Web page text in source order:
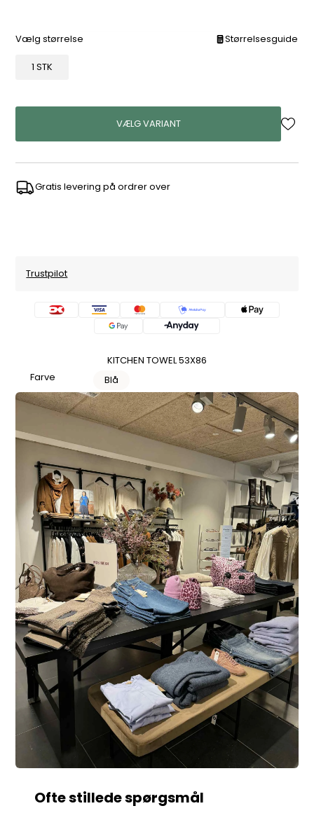
Vælg størrelse Størrelsesguide
1 STK
VÆLG VARIANT
Gratis levering på ordrer over
Trustpilot
KITCHEN TOWEL 53X86
Farve
Blå